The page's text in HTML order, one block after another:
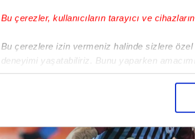
Bu çerezler, kullanıcıların tarayıcı ve
Bu çerezlere izin vermeniz halinde sizlere
deneyimi yaşatabiliriz. Bunu yaparken
içerikleri sunabilmek adına elimizden gelen